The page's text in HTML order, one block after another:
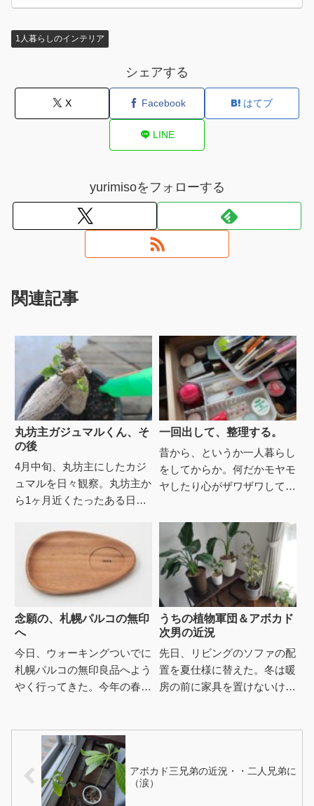
1人暮らしのインテリア
シェアする
X Facebook はてブ
LINE
yurimisoをフォローする
関連記事
丸坊主ガジュマルくん、そ
の後
4月中旬、丸坊主にしたカジ
ュマルを日々観察。丸坊主か
ら1ヶ月近くたったある日、
い！！それから1週間後、葉
っぱらしくなってきました。
一回出して、整理する。
昔から、というか一人暮らし
をしてからか。何だかモヤモ
ヤしたり心がザワザワして落
の中身を全部外に出し、1か
ら全部たたみ直したりする
癖？が...
念願の、札幌パルコの無印
へ
今日、ウォーキングついでに
札幌パルコの無印良品へよう
やく行ってきた。今年の春に
けど、コロナもあるし、大通
り方...
うちの植物軍団＆アボカド
次男の近況
先日、リビングのソファの配
置を夏仕様に替えた。冬は暖
房の前に家具を置けないけれ
アボカド三兄弟の近況・・二人兄弟に
（涙）